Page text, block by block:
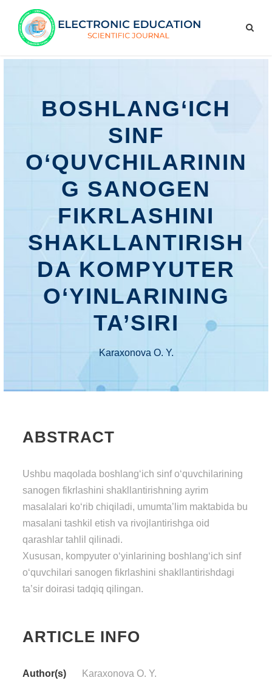
BOSHLANG‘ICH
SINF
O‘QUVCHILARININ
G SANOGEN
FIKRLASHINI
SHAKLLANTIRISH
DA KOMPYUTER
O‘YINLARINING
TA’SIRI
Karaxonova O. Y.
ABSTRACT
Ushbu maqolada boshlang‘ich sinf o‘quvchilarining
sanogen fikrlashini shakllantirishning ayrim
masalalari ko‘rib chiqiladi, umumta’lim maktabida bu
masalani tashkil etish va rivojlantirishga oid
qarashlar tahlil qilinadi.
Xususan, kompyuter o‘yinlarining boshlang‘ich sinf
o‘quvchilari sanogen fikrlashini shakllantirishdagi
ta’sir doirasi tadqiq qilingan.
ARTICLE INFO
Author(s) Karaxonova O. Y.